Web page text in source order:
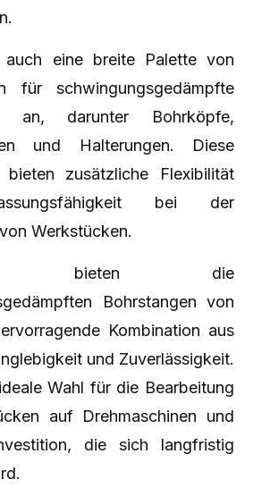
eine breite Palette von
für schwingungsgedämpfte
an, darunter Bohrköpfe,
und Halterungen. Diese
bieten zusätzliche Flexibilität
bei der
Werkstücken.
bieten die
Bohrstangen von
Kombination aus
und Zuverlässigkeit.
Wahl für die Bearbeitung
auf Drehmaschinen und
die sich langfristig